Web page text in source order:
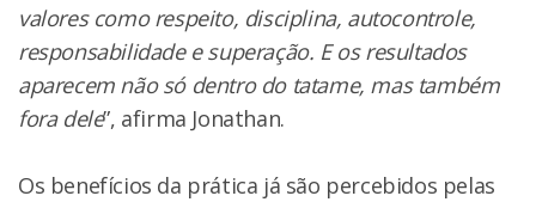
valores como respeito, disciplina, autocontrole,
responsabilidade e superação. E os resultados
aparecem não só dentro do tatame, mas também
fora dele”, afirma Jonathan.
Os benefícios da prática já são percebidos pelas